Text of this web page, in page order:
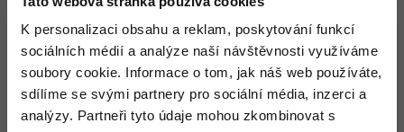
K personalizaci obsahu a reklam, poskytování funkcí
sociálních médií a analýze naší návštěvnosti využíváme
soubory cookie. Informace o tom, jak náš web používáte,
sdílíme se svými partnery pro sociální média, inzerci a
analýzy. Partneři tyto údaje mohou zkombinovat s
Kurz zabere 1 den a má celkem8 hodin
výuky . V našich kurzech se zaměřujeme